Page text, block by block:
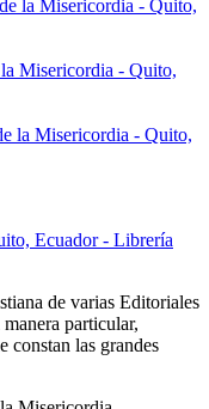
de varias Editoriales
particular,
constan las grandes